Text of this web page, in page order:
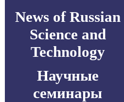
News of Russian
Science and
Technology
Научные
семинары